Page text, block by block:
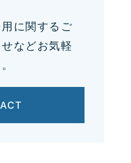
に関するご
などお気軽